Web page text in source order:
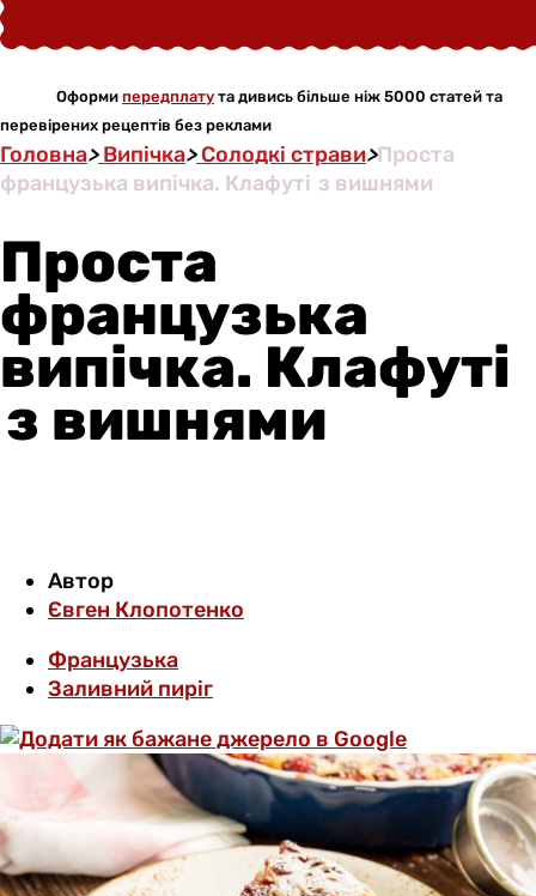
Оформи передплату та дивись більше ніж 5000 статей та
перевірених рецептів без реклами
Головна>Випічка>Солодкі страви>Проста
французька випічка. Клафуті з вишнями
Проста
французька
випічка. Клафуті
з вишнями
Автор
Євген Клопотенко
Французька
Заливний пиріг